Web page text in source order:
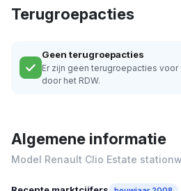
Terugroepacties
Geen terugroepacties
Er zijn geen terugroepacties
door het RDW.
Algemene informatie
Model Renault Clio Estate